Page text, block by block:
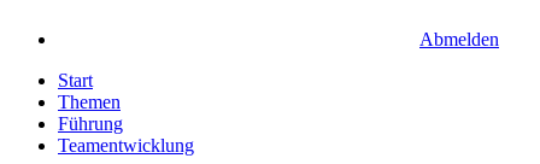
Abmelden
Start
Themen
Führung
Teamentwicklung